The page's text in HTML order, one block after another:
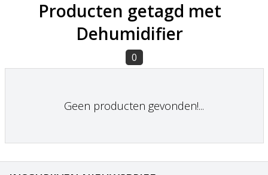
Producten getagd met
Dehumidifier
0
Geen producten gevonden!...